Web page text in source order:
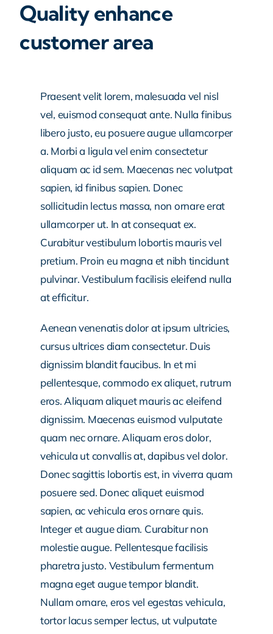
Quality enhance
customer area
Praesent velit lorem, malesuada vel nisl
vel, euismod consequat ante. Nulla finibus
libero justo, eu posuere augue ullamcorper
a. Morbi a ligula vel enim consectetur
aliquam ac id sem. Maecenas nec volutpat
sapien, id finibus sapien. Donec
sollicitudin lectus massa, non ornare erat
ullamcorper ut. In at consequat ex.
Curabitur vestibulum lobortis mauris vel
pretium. Proin eu magna et nibh tincidunt
pulvinar. Vestibulum facilisis eleifend nulla
at efficitur.
Aenean venenatis dolor at ipsum ultricies,
cursus ultrices diam consectetur. Duis
dignissim blandit faucibus. In et mi
pellentesque, commodo ex aliquet, rutrum
eros. Aliquam aliquet mauris ac eleifend
dignissim. Maecenas euismod vulputate
quam nec ornare. Aliquam eros dolor,
vehicula ut convallis at, dapibus vel dolor.
Donec sagittis lobortis est, in viverra quam
posuere sed. Donec aliquet euismod
sapien, ac vehicula eros ornare quis.
Integer et augue diam. Curabitur non
molestie augue. Pellentesque facilisis
pharetra justo. Vestibulum fermentum
magna eget augue tempor blandit.
Nullam ornare, eros vel egestas vehicula,
tortor lacus semper lectus, ut vulputate